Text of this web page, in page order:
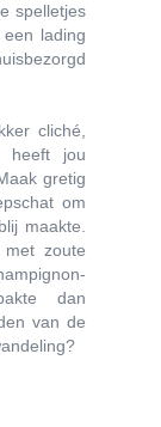
spelletjes
lading
cliché,
heeft jou
gretig
om
maakte.
zoute
dan
van de